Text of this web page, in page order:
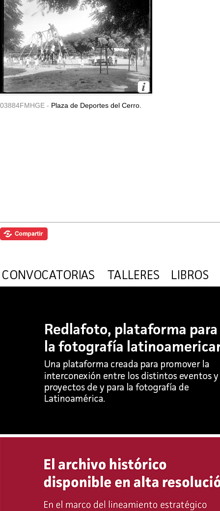
03884FMHGE - Plaza de Deportes del Cerro.